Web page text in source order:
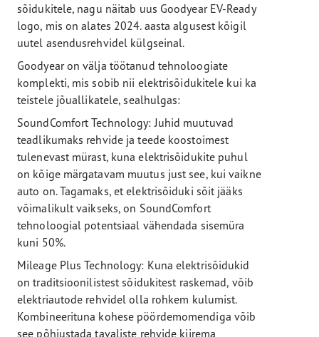
sõidukitele, nagu näitab uus Goodyear EV-Ready
logo, mis on alates 2024. aasta algusest kõigil
uutel asendusrehvidel külgseinal.
Goodyear on välja töötanud tehnoloogiate
komplekti, mis sobib nii elektrisõidukitele kui ka
teistele jõuallikatele, sealhulgas:
SoundComfort Technology: Juhid muutuvad
teadlikumaks rehvide ja teede koostoimest
tulenevast mürast, kuna elektrisõidukite puhul
on kõige märgatavam muutus just see, kui vaikne
auto on. Tagamaks, et elektrisõiduki sõit jääks
võimalikult vaikseks, on SoundComfort
tehnoloogial potentsiaal vähendada sisemüra
kuni 50%.
Mileage Plus Technology: Kuna elektrisõidukid
on traditsioonilistest sõidukitest raskemad, võib
elektriautode rehvidel olla rohkem kulumist.
Kombineerituna kohese pöördemomendiga võib
see põhjustada tavaliste rehvide kiirema